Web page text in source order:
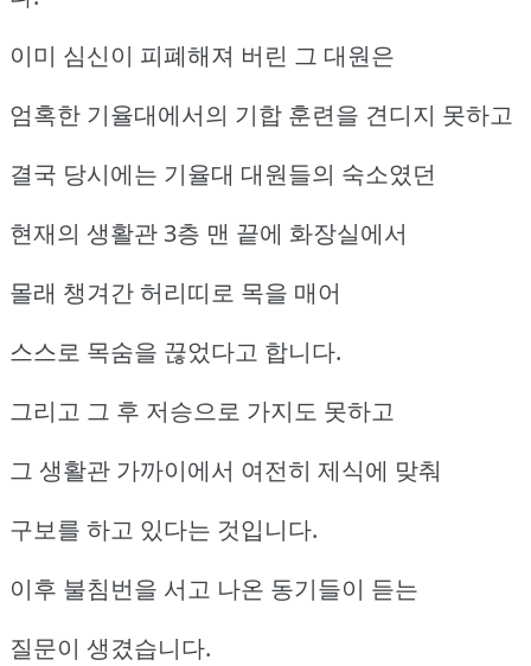
이미 심신이 피폐해져 버린 그 대원은
엄혹한 기율대에서의 기합 훈련을 견디지 못하고
결국 당시에는 기율대 대원들의 숙소였던
현재의 생활관 3층 맨 끝에 화장실에서
몰래 챙겨간 허리띠로 목을 매어
스스로 목숨을 끊었다고 합니다.
그리고 그 후 저승으로 가지도 못하고
그 생활관 가까이에서 여전히 제식에 맞춰
구보를 하고 있다는 것입니다.
이후 불침번을 서고 나온 동기들이 듣는
질문이 생겼습니다.